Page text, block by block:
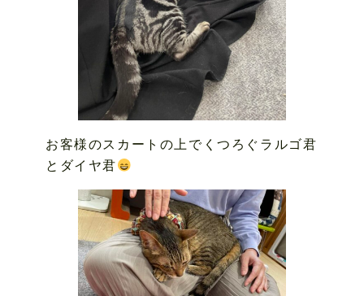
お客様のスカートの上でくつろぐラルゴ君
とダイヤ君